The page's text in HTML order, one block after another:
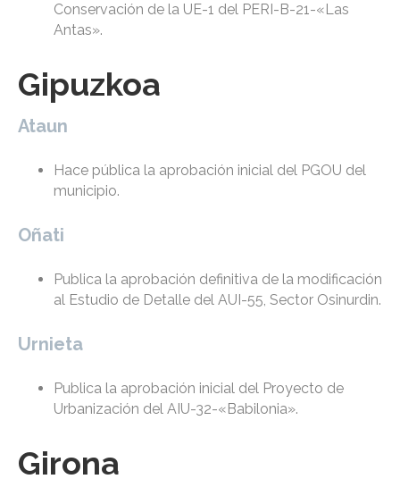
Conservación de la UE-1 del PERI-B-21-«Las
Antas».
Gipuzkoa
Ataun
Hace pública la aprobación inicial del PGOU del
municipio.
Oñati
Publica la aprobación definitiva de la modificación
al Estudio de Detalle del AUI-55, Sector Osinurdin.
Urnieta
Publica la aprobación inicial del Proyecto de
Urbanización del AIU-32-«Babilonia».
Girona